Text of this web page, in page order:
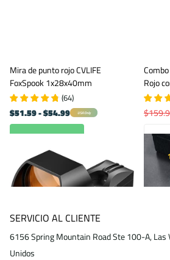
Mira de punto rojo CVLIFE
FoxSpook 1x28x40mm
(64)
$51.59- $54.99 USA Only
Rojo
SERVICIO AL CLIENTE
6156 Spring Mountain Road Ste 100-A, Las
Unidos